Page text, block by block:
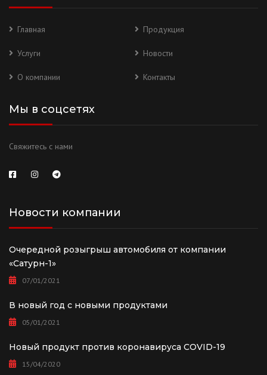
Главная Продукция
Услуги Новости
О компании Контакты
Мы в соцсетях
Свяжитесь с нами
Новости компании
Очередной розыгрыш автомобиля от компании
«Сатурн-1»
07/01/2021
В новый год с новыми продуктами
05/01/2021
Новый продукт против коронавируса COVID-19
15/04/2020